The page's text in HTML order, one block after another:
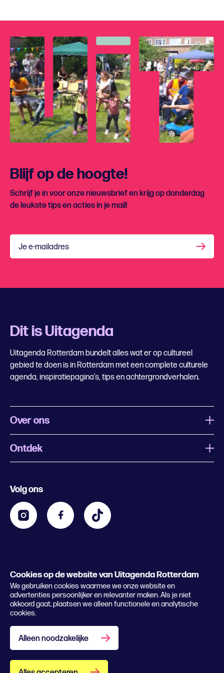
Cookies op de website van Uitagenda Rotterdam
We gebruiken cookies waarmee we onze website en
advertenties persoonlijker en relevanter maken. Als je niet
akkoord gaat, plaatsen we alleen functionele en analytische
cookies.
Alleen noodzakelijke
Blijf op de hoogte!
Schrijf je in voor onze nieuwsbrief en krijg op donderdag
de leukste tips en acties in je mail!
Je e-mailadres
Dit is Uitagenda
Uitagenda Rotterdam bundelt alles wat er op cultureel
gebied te doen is in Rotterdam met een complete culturele
agenda, inspiratiepagina’s, tips en achtergrondverhalen.
Over ons
Wat is Uitagenda Rotterdam
Contact
Zakelijk
Lees het magazine
Ontdek
Kids
Volg ons
© 2026 Rotterdam Festivals